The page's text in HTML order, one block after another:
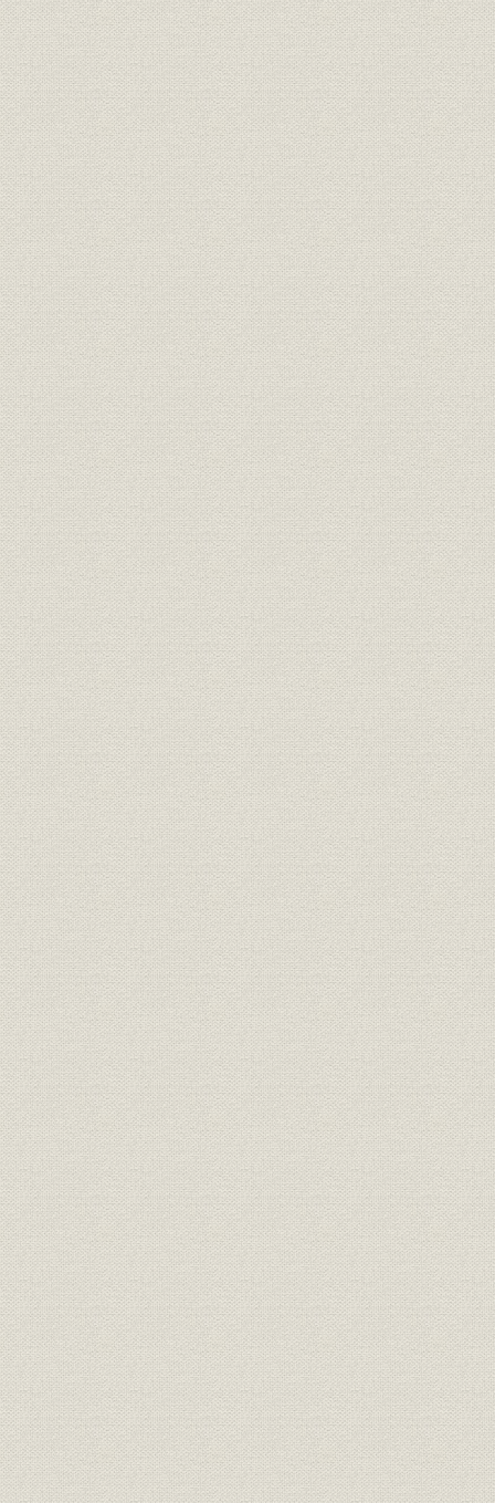
第3節 株式会社山口銀行の創立
1―5行の合併
2―その他合併に係わる事項
第4節 大戦下の新銀行
1―創立時の組織と体制の整備
2―店舗網の整備
3―創立当初の営業状況
4―創立当初の株主状況
5―その他
第2章 戦後復興と当行の再建整備(昭和20年~昭和24年)
第1節 戦後日本の経済復興
1―復興期の日本経済
2―戦後金融制度の整備
3―山口県経済の復興
第2節 当行の再建整備
1―金融機関の再建整備
2―当行の再建整備
3―調整勘定の閉鎖
4―再建整備による増資
第3節 戦後混乱期の経営および経営基盤の確立
1―新体制の経営陣
2―内部体制の整備
3―店舗網の整備
4―救国貯蓄運動と各種預金の創設、復活
5―山口県信用保証協会と山口銀行
第4節 山口銀行職員組合の結成と解散
第5節 業績推移
1―預金の推移
2―貸出金の推移
3―有価証券の推移
4―損益の推移
第3章 日本経済自立と積極経営の展開(昭和24年~昭和30年)
第1節 日本経済自立への道